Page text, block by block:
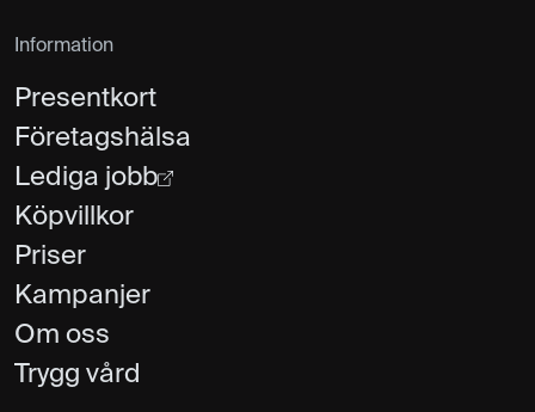
Information
Presentkort
Företagshälsa
Lediga jobb
Köpvillkor
Priser
Kampanjer
Om oss
Trygg vård